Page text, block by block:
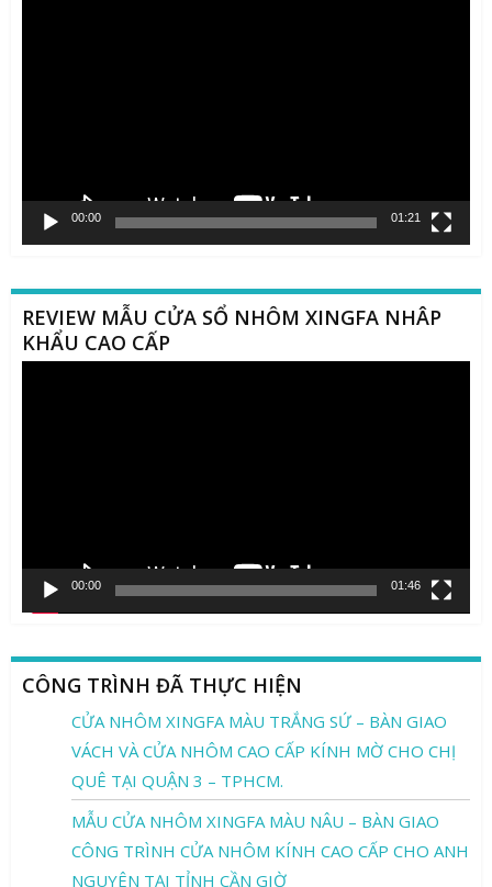
00:00 01:21
REVIEW MẪU CỬA SỔ NHÔM XINGFA NHÂP
KHẨU CAO CẤP
00:00 01:46
CÔNG TRÌNH ĐÃ THỰC HIỆN
CỬA NHÔM XINGFA MÀU TRẮNG SỨ – BÀN GIAO
VÁCH VÀ CỬA NHÔM CAO CẤP KÍNH MỜ CHO CHỊ
QUÊ TẠI QUẬN 3 – TPHCM.
MẪU CỬA NHÔM XINGFA MÀU NÂU – BÀN GIAO
CÔNG TRÌNH CỬA NHÔM KÍNH CAO CẤP CHO ANH
NGUYÊN TẠI TỈNH CẦN GIỜ